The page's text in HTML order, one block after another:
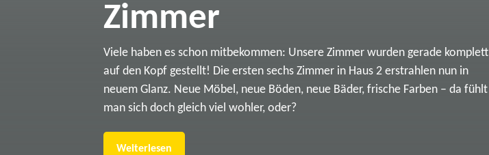
Zimmer
Viele haben es schon mitbekommen: Unsere Zimmer wurden gerade komplett
auf den Kopf gestellt! Die ersten sechs Zimmer in Haus 2 erstrahlen nun in
neuem Glanz. Neue Möbel, neue Böden, neue Bäder, frische Farben – da fühlt
man sich doch gleich viel wohler, oder?
Weiterlesen